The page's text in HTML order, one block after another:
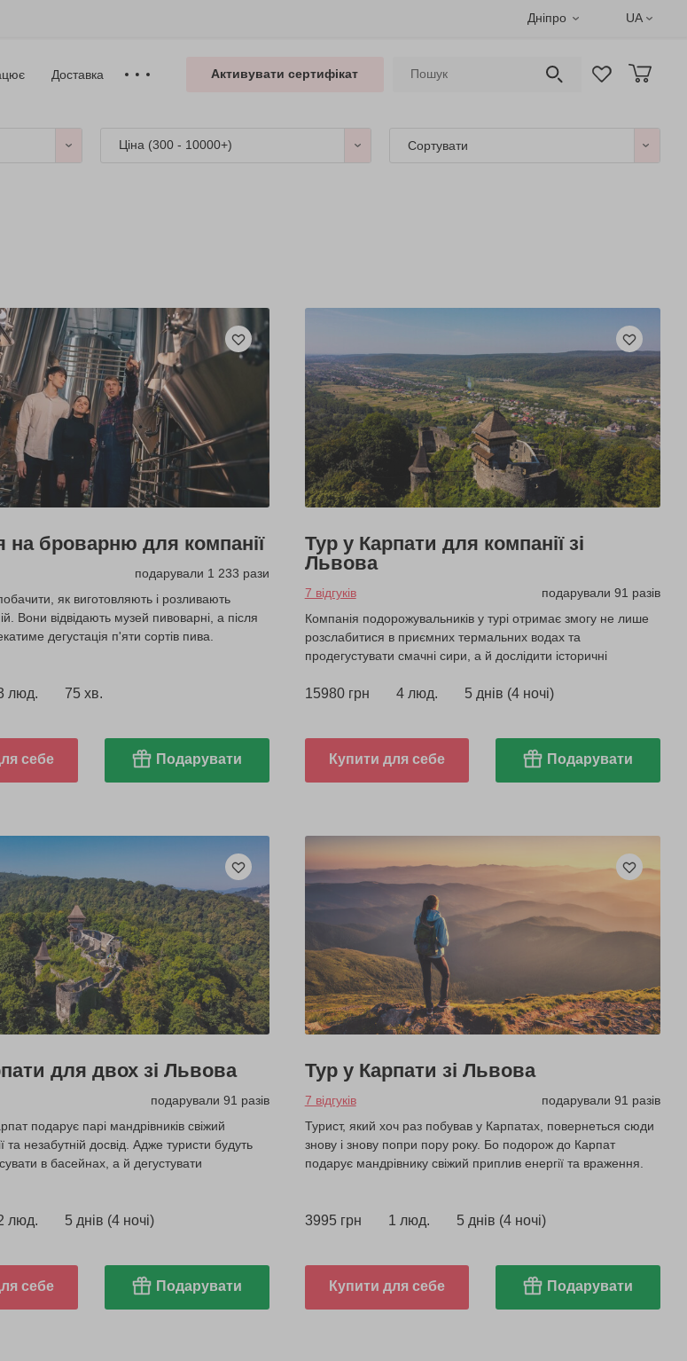
Дніпро UA
Доставка Активувати сертифікат
Ціна (300 - 10000+) Сортувати
на броварню для компанії
подарували 1 233 рази
як виготовляють і розливають
Вони відвідають музей пивоварні, а після
дегустація п'яти сортів пива.
люд. 75 хв.
себе Подарувати
Тур у Карпати для компанії зі
Львова
7 відгуків
подарували 91 разів
Компанія подорожувальників у турі отримає змогу не лише
розслабитися в приємних термальних водах та
продегустувати смачні сири, а й дослідити історичні
15980 грн 4 люд. 5 днів (4 ночі)
Купити для себе Подарувати
для двох зі Львова
подарували 91 разів
подарує парі мандрівників свіжий
та незабутній досвід. Адже туристи будуть
в басейнах, а й дегустувати
люд. 5 днів (4 ночі)
себе Подарувати
Тур у Карпати зі Львова
7 відгуків
подарували 91 разів
Турист, який хоч раз побував у Карпатах, повернеться сюди
знову і знову попри пору року. Бо подорож до Карпат
подарує мандрівнику свіжий приплив енергії та враження.
3995 грн 1 люд. 5 днів (4 ночі)
Купити для себе Подарувати